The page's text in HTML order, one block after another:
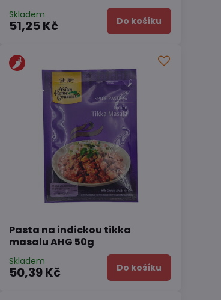
Skladem
51,25 Kč Do košíku
Pasta na indickou tikka
masalu AHG 50g
Skladem
50,39 Kč Do košíku